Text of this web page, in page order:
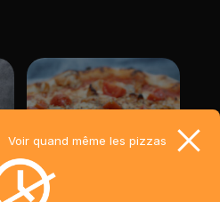
Voir quand même les pizzas